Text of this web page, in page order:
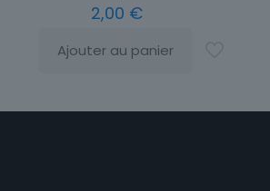
2,00 €
Ajouter au panier